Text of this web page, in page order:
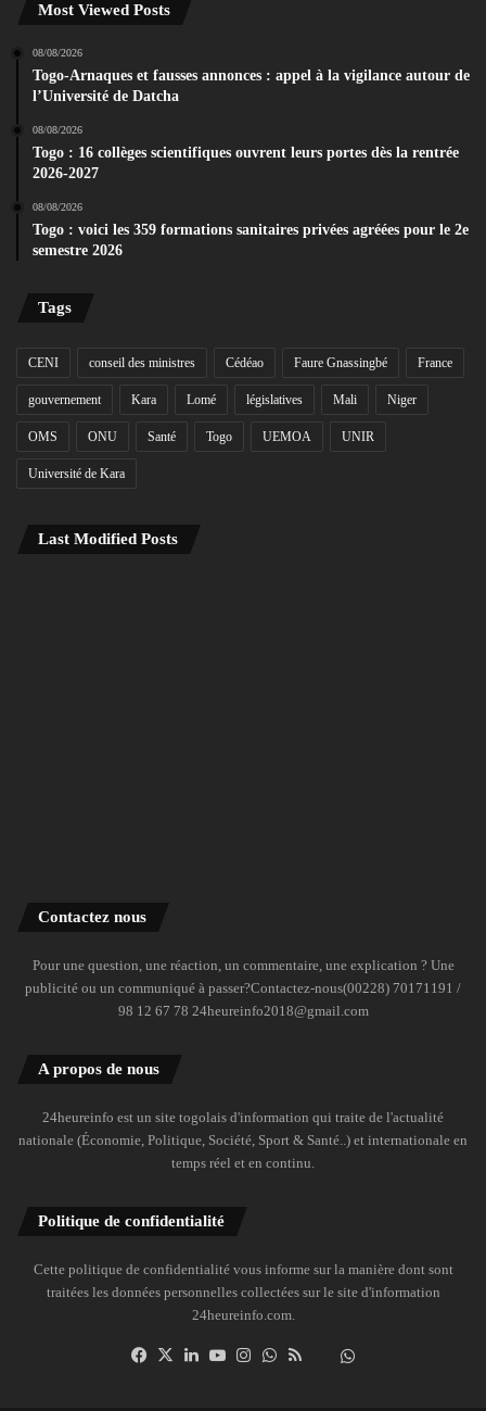
Most Viewed Posts
08/08/2026
Togo-Arnaques et fausses annonces : appel à la vigilance autour de
l’Université de Datcha
08/08/2026
Togo : 16 collèges scientifiques ouvrent leurs portes dès la rentrée
2026-2027
08/08/2026
Togo : voici les 359 formations sanitaires privées agréées pour le 2e
semestre 2026
Tags
CENI conseil des ministres Cédéao Faure Gnassingbé France
gouvernement Kara Lomé législatives Mali Niger
OMS ONU Santé Togo UEMOA UNIR
Université de Kara
Last Modified Posts
Contactez nous
Pour une question, une réaction, un commentaire, une explication ? Une
publicité ou un communiqué à passer?Contactez-nous(00228) 70171191 /
98 12 67 78 24heureinfo2018@gmail.com
A propos de nous
24heureinfo est un site togolais d'information qui traite de l'actualité
nationale (Économie, Politique, Société, Sport & Santé..) et internationale en
temps réel et en continu.
Politique de confidentialité
Cette politique de confidentialité vous informe sur la manière dont sont
traitées les données personnelles collectées sur le site d'information
24heureinfo.com.
Facebook
X LinkedinYouTubeInstagramWhatsAppDailymotion